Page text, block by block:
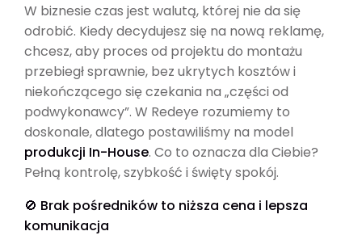
W biznesie czas jest walutą, której nie da się
odrobić. Kiedy decydujesz się na nową reklamę,
chcesz, aby proces od projektu do montażu
przebiegł sprawnie, bez ukrytych kosztów i
niekończącego się czekania na „części od
podwykonawcy”. W Redeye rozumiemy to
doskonale, dlatego postawiliśmy na model
produkcji In-House. Co to oznacza dla Ciebie?
Pełną kontrolę, szybkość i święty spokój.
🚫 Brak pośredników to niższa cena i lepsza
komunikacja